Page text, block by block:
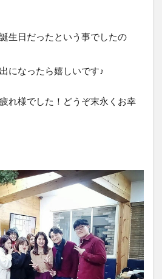
生日だったという事でしたの
になったら嬉しいです♪
れ様でした！どうぞ末永くお幸